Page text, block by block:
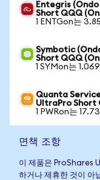
Entegris
Short QQQ
1 ENTGon는
Symbotic
Short QQQ
1 SYMon는
Quanta
UltraPro Short
1 PWRon는
면책 조항
이 제품은 ProShares
하거나 제휴한 것이 아